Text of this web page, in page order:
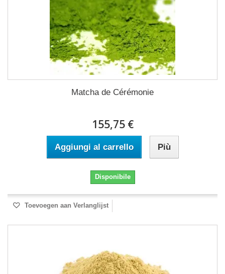
Matcha de Cérémonie
155,75 €
Aggiungi al carrello Più
Disponibile
Toevoegen aan Verlanglijst